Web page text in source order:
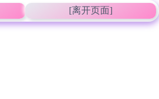
[离开页面]